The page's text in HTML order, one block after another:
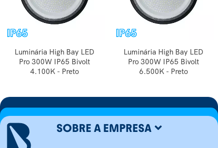
Luminária High Bay LED
Pro 300W IP65 Bivolt
4.100K - Preto
Luminária High Bay LED
Pro 300W IP65 Bivolt
6.500K - Preto
SOBRE A EMPRESA